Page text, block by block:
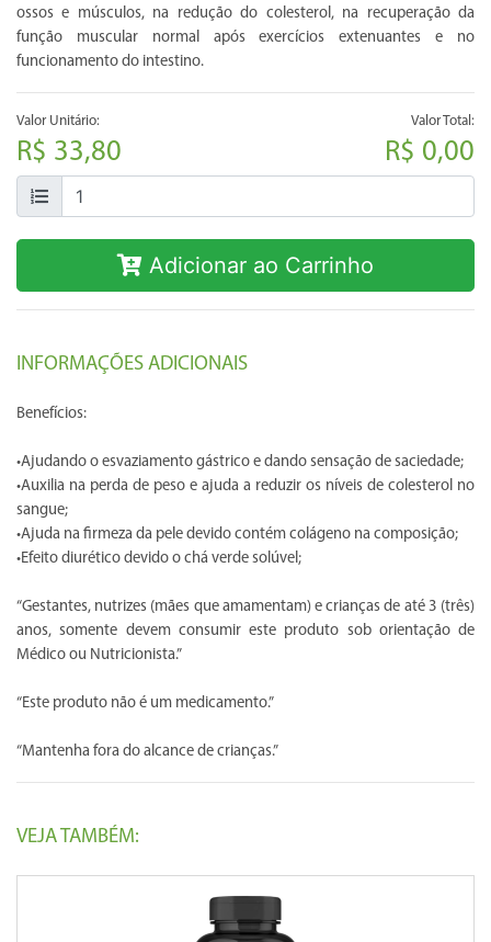
ossos e músculos, na redução do colesterol, na recuperação da
função muscular normal após exercícios extenuantes e no
funcionamento do intestino.
Valor Unitário:
R$ 33,80
Valor Total:
R$ 0,00
Adicionar ao Carrinho
INFORMAÇÕES ADICIONAIS
Benefícios:
•Ajudando o esvaziamento gástrico e dando sensação de saciedade;
•Auxilia na perda de peso e ajuda a reduzir os níveis de colesterol no
sangue;
•Ajuda na firmeza da pele devido contém colágeno na composição;
•Efeito diurético devido o chá verde solúvel;
“Gestantes, nutrizes (mães que amamentam) e crianças de até 3 (três)
anos, somente devem consumir este produto sob orientação de
Médico ou Nutricionista.”
“Este produto não é um medicamento.”
“Mantenha fora do alcance de crianças.”
VEJA TAMBÉM: